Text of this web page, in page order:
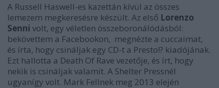
A Russell Haswell-es kazettán kívül az összes
lemezem megkeresésre készült. Az első Lorenzo
Senni volt, egy véletlen összeboronálódásból:
bekövettem a Facebookon, megnézte a cuccaimat,
és írta, hogy csináljak egy CD-t a Presto!? kiadójának.
Ezt hallotta a Death Of Rave vezetője, és írt, hogy
nekik is csináljak valamit. A Shelter Pressnél
ugyanígy volt. Mark Fellnek meg 2013 elején